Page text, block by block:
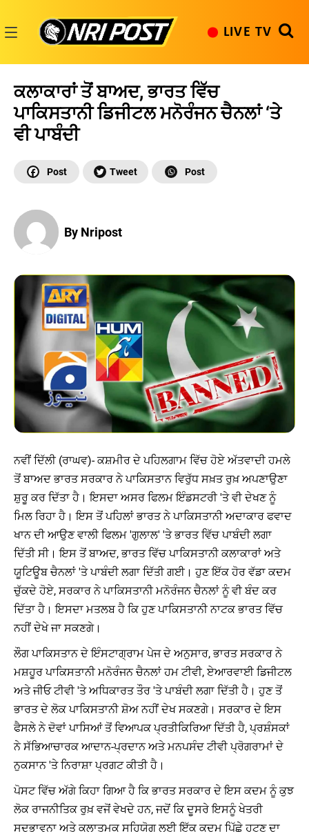
content
LIVE TV
ਕਲਾਕਾਰਾਂ ਤੋਂ ਬਾਅਦ, ਭਾਰਤ ਵਿੱਚ
ਪਾਕਿਸਤਾਨੀ ਡਿਜੀਟਲ ਮਨੋਰੰਜਨ ਚੈਨਲਾਂ ‘ਤੇ
ਵੀ ਪਾਬੰਦੀ
By Nripost
ਨਵੀਂ ਦਿੱਲੀ (ਰਾਘਵ)- ਕਸ਼ਮੀਰ ਦੇ ਪਹਿਲਗਾਮ ਵਿੱਚ ਹੋਏ ਅੱਤਵਾਦੀ ਹਮਲੇ
ਤੋਂ ਬਾਅਦ ਭਾਰਤ ਸਰਕਾਰ ਨੇ ਪਾਕਿਸਤਾਨ ਵਿਰੁੱਧ ਸਖ਼ਤ ਰੁਖ਼ ਅਪਣਾਉਣਾ
ਸ਼ੁਰੂ ਕਰ ਦਿੱਤਾ ਹੈ। ਇਸਦਾ ਅਸਰ ਫਿਲਮ ਇੰਡਸਟਰੀ 'ਤੇ ਵੀ ਦੇਖਣ ਨੂੰ
ਮਿਲ ਰਿਹਾ ਹੈ। ਇਸ ਤੋਂ ਪਹਿਲਾਂ ਭਾਰਤ ਨੇ ਪਾਕਿਸਤਾਨੀ ਅਦਾਕਾਰ ਫਵਾਦ
ਖਾਨ ਦੀ ਆਉਣ ਵਾਲੀ ਫਿਲਮ 'ਗੁਲਾਲ' 'ਤੇ ਭਾਰਤ ਵਿੱਚ ਪਾਬੰਦੀ ਲਗਾ
ਦਿੱਤੀ ਸੀ। ਇਸ ਤੋਂ ਬਾਅਦ, ਭਾਰਤ ਵਿੱਚ ਪਾਕਿਸਤਾਨੀ ਕਲਾਕਾਰਾਂ ਅਤੇ
ਯੂਟਿਊਬ ਚੈਨਲਾਂ 'ਤੇ ਪਾਬੰਦੀ ਲਗਾ ਦਿੱਤੀ ਗਈ। ਹੁਣ ਇੱਕ ਹੋਰ ਵੱਡਾ ਕਦਮ
ਚੁੱਕਦੇ ਹੋਏ, ਸਰਕਾਰ ਨੇ ਪਾਕਿਸਤਾਨੀ ਮਨੋਰੰਜਨ ਚੈਨਲਾਂ ਨੂੰ ਵੀ ਬੰਦ ਕਰ
ਦਿੱਤਾ ਹੈ। ਇਸਦਾ ਮਤਲਬ ਹੈ ਕਿ ਹੁਣ ਪਾਕਿਸਤਾਨੀ ਨਾਟਕ ਭਾਰਤ ਵਿੱਚ
ਨਹੀਂ ਦੇਖੇ ਜਾ ਸਕਣਗੇ।
ਲੌਗ ਪਾਕਿਸਤਾਨ ਦੇ ਇੰਸਟਾਗ੍ਰਾਮ ਪੇਜ ਦੇ ਅਨੁਸਾਰ, ਭਾਰਤ ਸਰਕਾਰ ਨੇ
ਮਸ਼ਹੂਰ ਪਾਕਿਸਤਾਨੀ ਮਨੋਰੰਜਨ ਚੈਨਲਾਂ ਹਮ ਟੀਵੀ, ਏਆਰਵਾਈ ਡਿਜੀਟਲ
ਅਤੇ ਜੀਓ ਟੀਵੀ 'ਤੇ ਅਧਿਕਾਰਤ ਤੌਰ 'ਤੇ ਪਾਬੰਦੀ ਲਗਾ ਦਿੱਤੀ ਹੈ। ਹੁਣ ਤੋਂ
ਭਾਰਤ ਦੇ ਲੋਕ ਪਾਕਿਸਤਾਨੀ ਸ਼ੋਅ ਨਹੀਂ ਦੇਖ ਸਕਣਗੇ। ਸਰਕਾਰ ਦੇ ਇਸ
ਫੈਸਲੇ ਨੇ ਦੋਵਾਂ ਪਾਸਿਆਂ ਤੋਂ ਵਿਆਪਕ ਪ੍ਰਤੀਕਿਰਿਆ ਦਿੱਤੀ ਹੈ, ਪ੍ਰਸ਼ੰਸਕਾਂ
ਨੇ ਸੱਭਿਆਚਾਰਕ ਆਦਾਨ-ਪ੍ਰਦਾਨ ਅਤੇ ਮਨਪਸੰਦ ਟੀਵੀ ਪ੍ਰੋਗਰਾਮਾਂ ਦੇ
ਨੁਕਸਾਨ 'ਤੇ ਨਿਰਾਸ਼ਾ ਪ੍ਰਗਟ ਕੀਤੀ ਹੈ।
ਪੋਸਟ ਵਿੱਚ ਅੱਗੇ ਕਿਹਾ ਗਿਆ ਹੈ ਕਿ ਭਾਰਤ ਸਰਕਾਰ ਦੇ ਇਸ ਕਦਮ ਨੂੰ ਕੁਝ
ਲੋਕ ਰਾਜਨੀਤਿਕ ਰੁਖ਼ ਵਜੋਂ ਵੇਖਦੇ ਹਨ, ਜਦੋਂ ਕਿ ਦੂਸਰੇ ਇਸਨੂੰ ਖੇਤਰੀ
ਸਦਭਾਵਨਾ ਅਤੇ ਕਲਾਤਮਕ ਸਹਿਯੋਗ ਲਈ ਇੱਕ ਕਦਮ ਪਿੱਛੇ ਹਟਣ ਦਾ